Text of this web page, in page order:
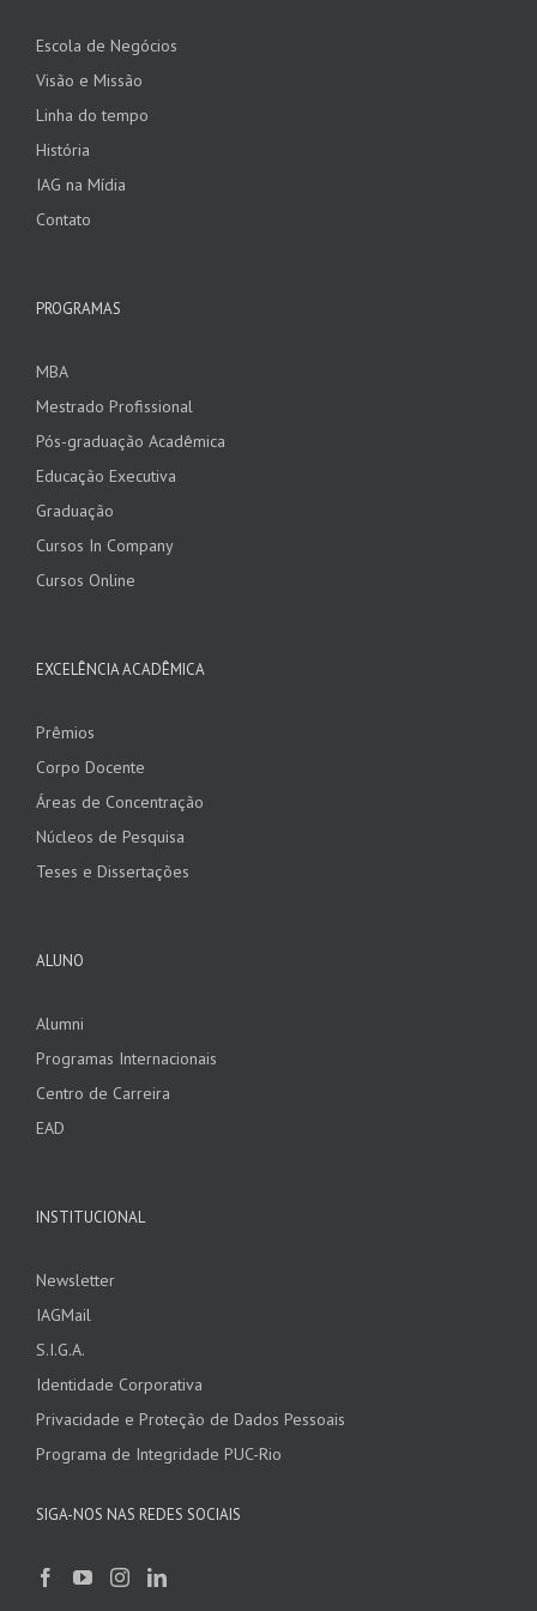
Escola de Negócios
Visão e Missão
Linha do tempo
História
IAG na Mídia
Contato
PROGRAMAS
MBA
Mestrado Profissional
Pós-graduação Acadêmica
Educação Executiva
Graduação
Cursos In Company
Cursos Online
EXCELÊNCIA ACADÊMICA
Prêmios
Corpo Docente
Áreas de Concentração
Núcleos de Pesquisa
Teses e Dissertações
ALUNO
Alumni
Programas Internacionais
Centro de Carreira
EAD
INSTITUCIONAL
Newsletter
IAGMail
S.I.G.A.
Identidade Corporativa
Privacidade e Proteção de Dados Pessoais
Programa de Integridade PUC-Rio
SIGA-NOS NAS REDES SOCIAIS